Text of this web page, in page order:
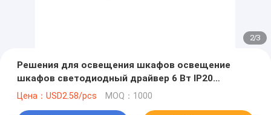
2/3
Решения для освещения шкафов освещение
шкафов светодиодный драйвер 6 Вт IP20
источник питания 12 В трансформатор 220-240 В
Цена：USD2.58/pcs MOQ：1000